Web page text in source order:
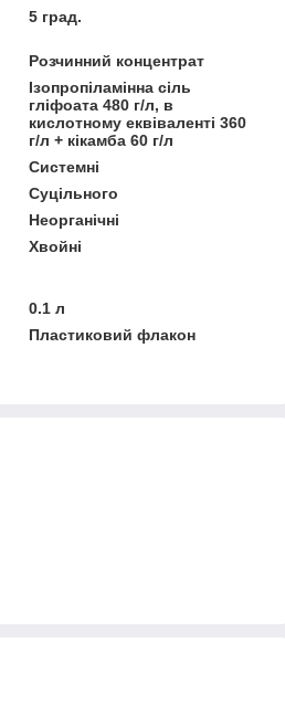
5 град.
Розчинний концентрат
Ізопропіламінна сіль
гліфоата 480 г/л, в
кислотному еквіваленті 360
г/л + кікамба 60 г/л
Системні
Суцільного
Неорганічні
Хвойні
0.1 л
Пластиковий флакон